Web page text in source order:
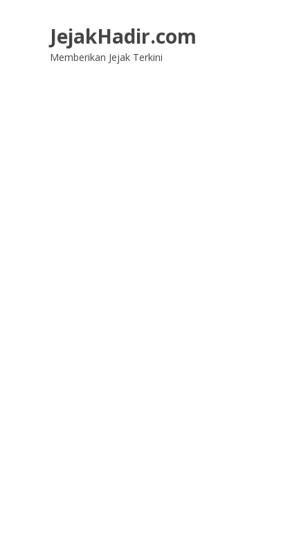
JejakHadir.com
Memberikan Jejak Terkini